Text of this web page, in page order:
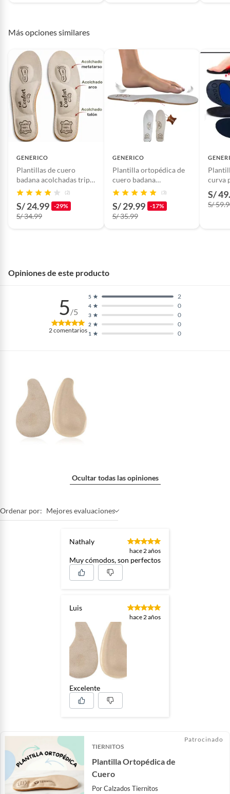
Más opciones similares
GENERICO
Plantillas de cuero
badana acolchadas triple
soporte Metatarso arco
Antitranspirantes
(2)
S/ 24.99 -29%
S/ 34.99
GENERICO
Plantilla ortopédica de
cuero badana
antitranspirante adulto
(3)
S/ 29.99 -17%
S/ 35.99
curva
S/
S/
Opiniones de este producto
5/5
2comentarios 1 0
2 0
3 0
4 0
5 2
Ocultar todas las opiniones
Ordenar por: Mejores evaluaciones
Nathaly
hace 2 años
Muy cómodos, son perfectos
Luis
hace 2 años
Excelente
TIERNITOS
Plantilla Ortopédica de
Cuero
PorCalzados Tiernitos
Patrocinado